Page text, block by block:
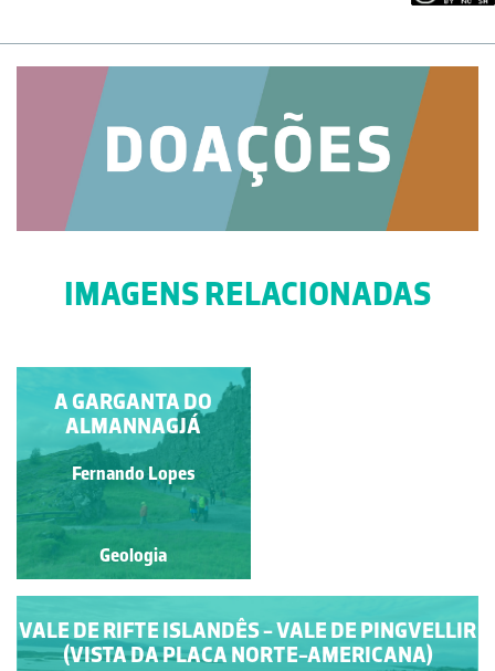
IMAGENS RELACIONADAS
CALDEIRÃO (CORVO)
Adão Mendes
Geologia
VALE DE RIFTE ISLANDÊS - VALE DE PINGVELLIR
(VISTA DA PLACA NORTE-AMERICANA)
A GARGANTA DO
ALMANNAGJÁ
Fernando Lopes
Geologia